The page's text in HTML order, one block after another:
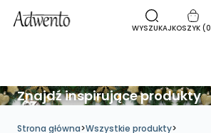
WYSZUKAJKOSZYK (0
Znajdź inspirujące produkty
Strona główna>Wszystkie produkty>